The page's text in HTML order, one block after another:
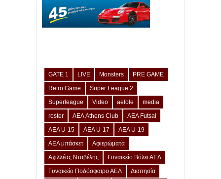
GATE 1 LIVE Monsters
PRE GAME
Retro Game
Super League 2
Superleague
Video aelole
media
roster
ΑΕΛ Athens Club
ΑΕΛ Futsal
ΑΕΛ U-15
ΑΕΛ U-17
ΑΕΛ U-19
ΑΕΛ μπάσκετ
Αφιερώματα
Αχιλλέας Νταβέλης
Γυναικείο Βόλεϊ ΑΕΛ
Γυναικείο Ποδόσφαιρο ΑΕΛ
Διαιτησία